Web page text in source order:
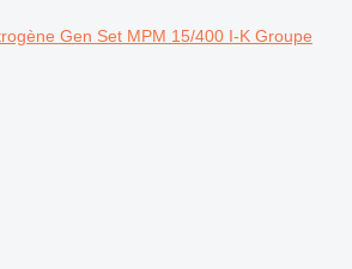
Gen Set MPM 15/400 I-K Groupe